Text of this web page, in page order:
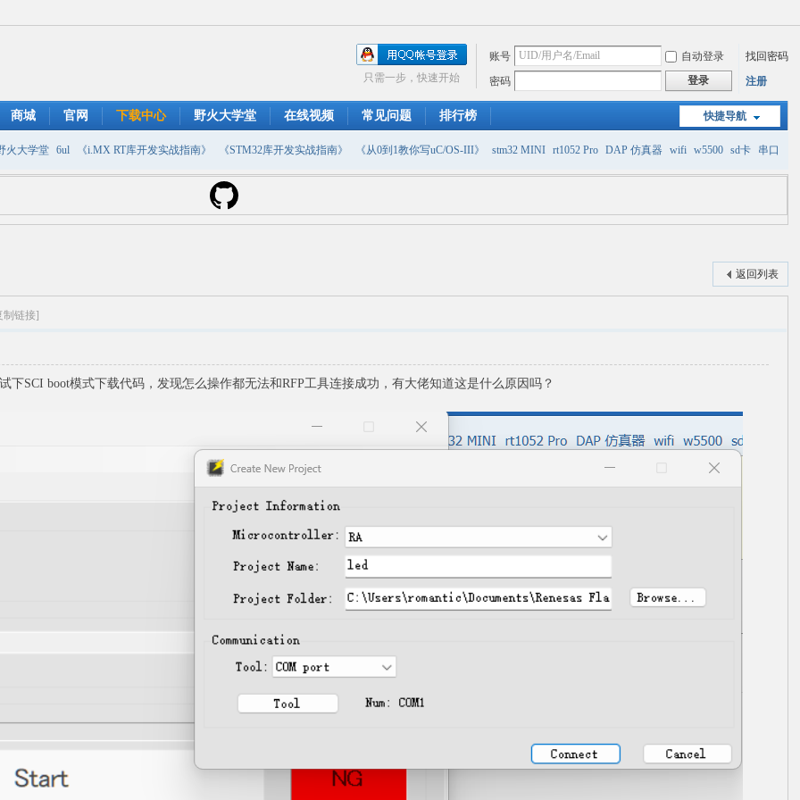
账号 自动登录
找回密码
密码
登录 注册
只需一步，快速开始
快捷导航
商城 官网 下载中心 野火大学堂 在线视频 常见问题 排行榜
火大学堂 6ul 《i.MX RT库开发实战指南》 《STM32库开发实战指南》 《从0到1教你写uC/OS-III》 stm32 MINI rt1052 Pro DAP 仿真器 wifi w5500 sd卡 串口
USB
返回列表
制链接]
下SCI boot模式下载代码，发现怎么操作都无法和RFP工具连接成功，有大佬知道这是什么原因吗？